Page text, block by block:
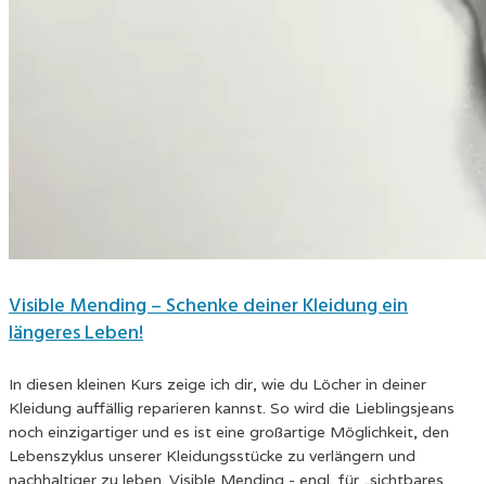
Visible Mending – Schenke deiner Kleidung ein
längeres Leben!
In diesen kleinen Kurs zeige ich dir, wie du Löcher in deiner
Kleidung auffällig reparieren kannst. So wird die Lieblingsjeans
noch einzigartiger und es ist eine großartige Möglichkeit, den
Lebenszyklus unserer Kleidungsstücke zu verlängern und
nachhaltiger zu leben. Visible Mending - engl. für „sichtbares